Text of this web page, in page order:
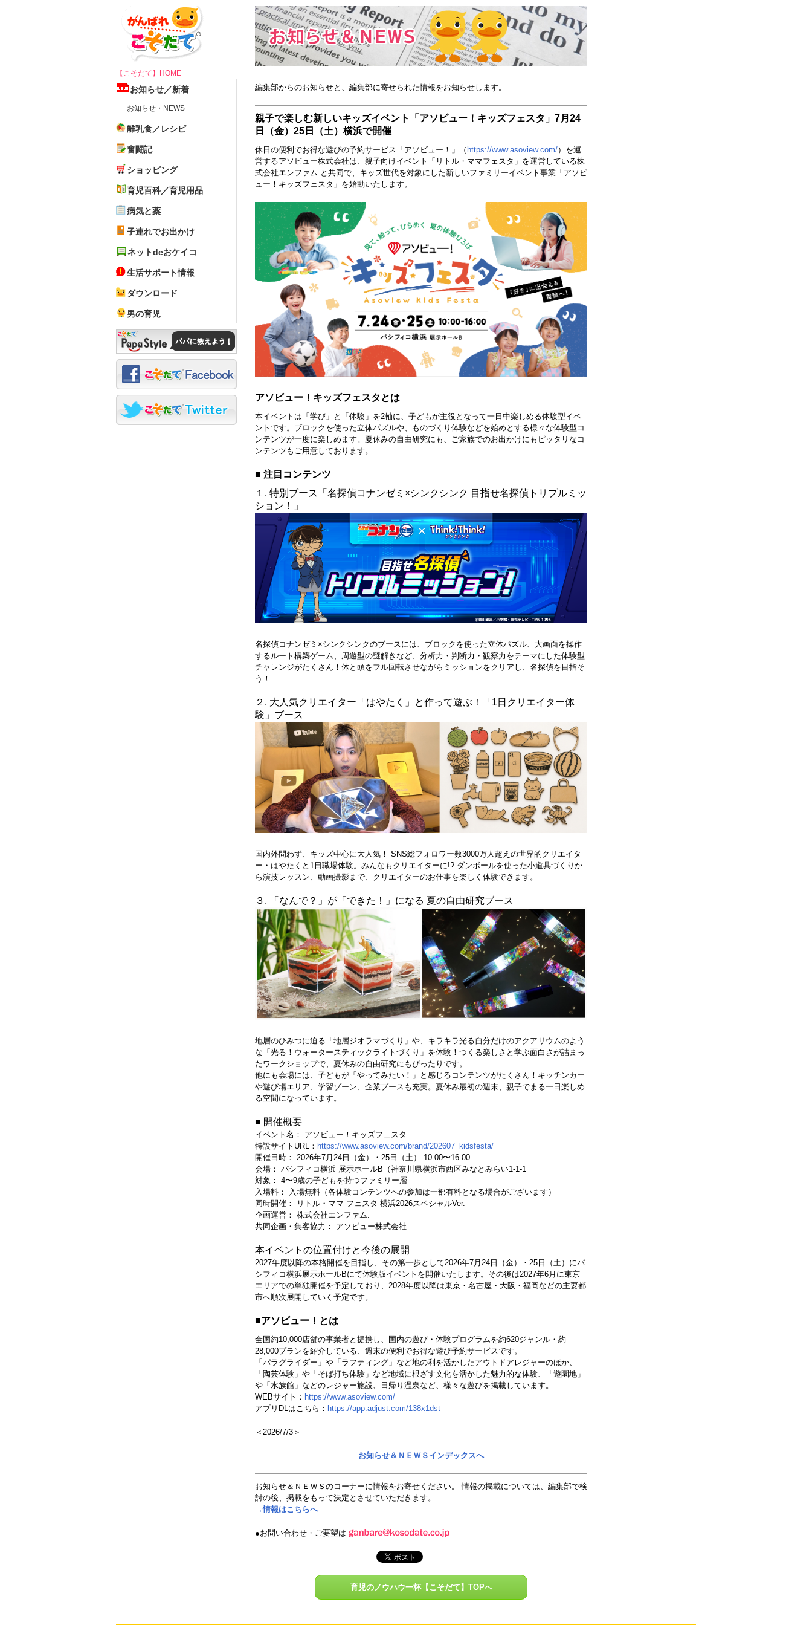
編集部からのお知らせと、編集部に寄せられた情報をお知らせします。
親子で楽しむ新しいキッズイベント「アソビュー！キッズフェスタ」7月24
日（金）25日（土）横浜で開催
休日の便利でお得な遊びの予約サービス「アソビュー！」（ https://www.asoview.com/）を運
営するアソビュー株式会社は、親子向けイベント「リトル・ママフェスタ」を運営している株
式会社エンファム.と共同で、キッズ世代を対象にした新しいファミリーイベント事業「アソビ
ュー！キッズフェスタ」を始動いたします。
アソビュー！キッズフェスタとは
本イベントは「学び」と「体験」を2軸に、子どもが主役となって一日中楽しめる体験型イベ
ントです。ブロックを使った立体パズルや、ものづくり体験などを始めとする様々な体験型コ
ンテンツが一度に楽しめます。夏休みの自由研究にも、ご家族でのお出かけにもピッタリなコ
ンテンツもご用意しております。
■ 注目コンテンツ
１. 特別ブース「名探偵コナンゼミ×シンクシンク 目指せ名探偵トリプルミッ
ション！」
名探偵コナンゼミ×シンクシンクのブースには、ブロックを使った立体パズル、大画面を操作
するルート構築ゲーム、周遊型の謎解きなど、分析力・判断力・観察力をテーマにした体験型
チャレンジがたくさん！体と頭をフル回転させながらミッションをクリアし、名探偵を目指そ
う！
２. 大人気クリエイター「はやたく」と作って遊ぶ！「1日クリエイター体
験」ブース
国内外問わず、キッズ中心に大人気！ SNS総フォロワー数3000万人超えの世界的クリエイタ
ー・はやたくと1日職場体験。みんなもクリエイターに!? ダンボールを使った小道具づくりか
ら演技レッスン、動画撮影まで、クリエイターのお仕事を楽しく体験できます。
３. 「なんで？」が「できた！」になる 夏の自由研究ブース
地層のひみつに迫る「地層ジオラマづくり」や、キラキラ光る自分だけのアクアリウムのよう
な「光る！ウォータースティックライトづくり」を体験！つくる楽しさと学ぶ面白さが詰まっ
たワークショップで、夏休みの自由研究にもぴったりです。
他にも会場には、子どもが「やってみたい！」と感じるコンテンツがたくさん！キッチンカー
や遊び場エリア、学習ゾーン、企業ブースも充実。夏休み最初の週末、親子でまる一日楽しめ
る空間になっています。
■ 開催概要
イベント名： アソビュー！キッズフェスタ
特設サイトURL： https://www.asoview.com/brand/202607_kidsfesta/
開催日時： 2026年7月24日（金）・25日（土） 10:00〜16:00
会場： パシフィコ横浜 展示ホールB（神奈川県横浜市西区みなとみらい1-1-1
対象： 4〜9歳の子どもを持つファミリー層
入場料： 入場無料（各体験コンテンツへの参加は一部有料となる場合がございます）
同時開催： リトル・ママ フェスタ 横浜2026スペシャルVer.
企画運営： 株式会社エンファム.
共同企画・集客協力： アソビュー株式会社
本イベントの位置付けと今後の展開
2027年度以降の本格開催を目指し、その第一歩として2026年7月24日（金）・25日（土）にパ
シフィコ横浜展示ホールBにて体験版イベントを開催いたします。その後は2027年6月に東京
エリアでの単独開催を予定しており、2028年度以降は東京・名古屋・大阪・福岡などの主要都
市へ順次展開していく予定です。
■アソビュー！とは
全国約10,000店舗の事業者と提携し、国内の遊び・体験プログラムを約620ジャンル・約
28,000プランを紹介している、週末の便利でお得な遊び予約サービスです。
「パラグライダー」や「ラフティング」など地の利を活かしたアウトドアレジャーのほか、
「陶芸体験」や「そば打ち体験」など地域に根ざす文化を活かした魅力的な体験、「遊園地」
や「水族館」などのレジャー施設、日帰り温泉など、様々な遊びを掲載しています。
WEBサイト： https://www.asoview.com/
アプリDLはこちら： https://app.adjust.com/138x1dst
＜2026/7/3＞
お知らせ＆ＮＥＷＳインデックスへ
お知らせ＆ＮＥＷＳのコーナーに情報をお寄せください。 情報の掲載については、編集部で検
討の後、掲載をもって決定とさせていただきます。
→情報はこちらへ
●お問い合わせ・ご要望は
育児のノウハウ一杯【こそだて】TOPへ
【こそだて】HOME
お知らせ／新着
お知らせ・NEWS
離乳食／レシピ
奮闘記
ショッピング
育児百科／育児用品
病気と薬
子連れでお出かけ
ネットdeおケイコ
生活サポート情報
ダウンロード
男の育児